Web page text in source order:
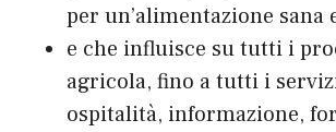
per un’alimentazione sana
e che influisce su tutti i
agricola, fino a tutti i
ospitalità, informazione,